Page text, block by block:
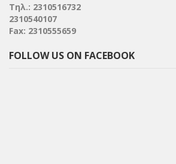
Τηλ.: 2310516732
2310540107
Fax: 2310555659
FOLLOW US ON FACEBOOK